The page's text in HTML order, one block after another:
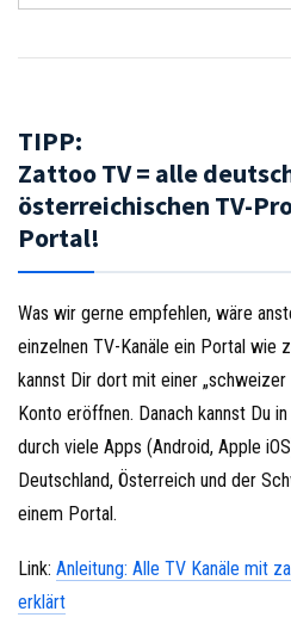
TIPP:
Zattoo TV = alle
österreichischen TV-
Portal!
Was wir gerne empfehlen, wäre
einzelnen TV-Kanäle ein Portal wie
kannst Dir dort mit einer
Konto eröffnen. Danach kannst Du
durch viele Apps (Android, Apple
Deutschland, Österreich und der
einem Portal.
Link: Anleitung: Alle TV Kanäle mit
erklärt